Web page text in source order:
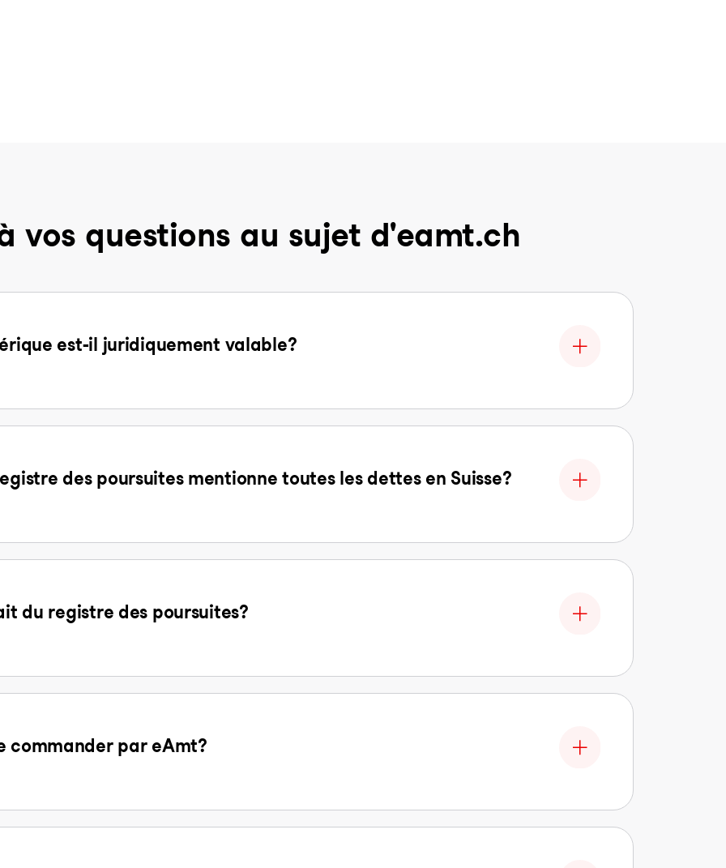
vos questions au sujet d'eamt.ch
est-il juridiquement valable?
des poursuites mentionne toutes les dettes en Suisse?
du registre des poursuites?
commander par eAmt?